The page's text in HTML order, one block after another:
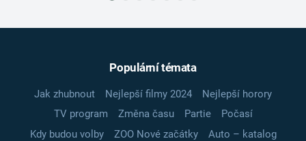
Populární témata
Jak zhubnout Nejlepší filmy 2024
Nejlepší horory
TV program
Změna času Partie
Počasí
Kdy budou volby
ZOO Nové začátky
Auto – katalog